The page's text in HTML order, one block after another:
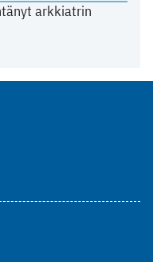
arkkiatrin